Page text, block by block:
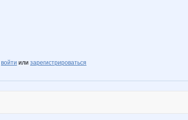
войти или зарегистрироваться